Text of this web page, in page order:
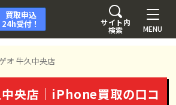
MENU
サイト内
検索
買取申込
24h受付！
オ 牛久中央店
央店｜iPhone買取の口コ